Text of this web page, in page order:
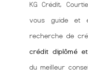
KG Crédit,
vous guide et
recherche de
crédit diplômé
du meilleur